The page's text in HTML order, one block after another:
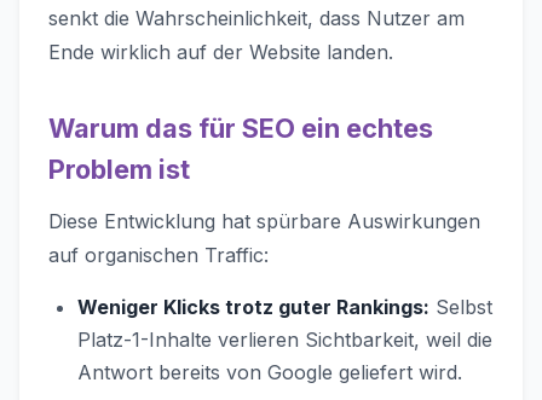
senkt die Wahrscheinlichkeit, dass Nutzer am
Ende wirklich auf der Website landen.
Warum das für SEO ein echtes
Problem ist
Diese Entwicklung hat spürbare Auswirkungen
auf organischen Traffic:
Weniger Klicks trotz guter Rankings: Selbst
Platz-1-Inhalte verlieren Sichtbarkeit, weil die
Antwort bereits von Google geliefert wird.